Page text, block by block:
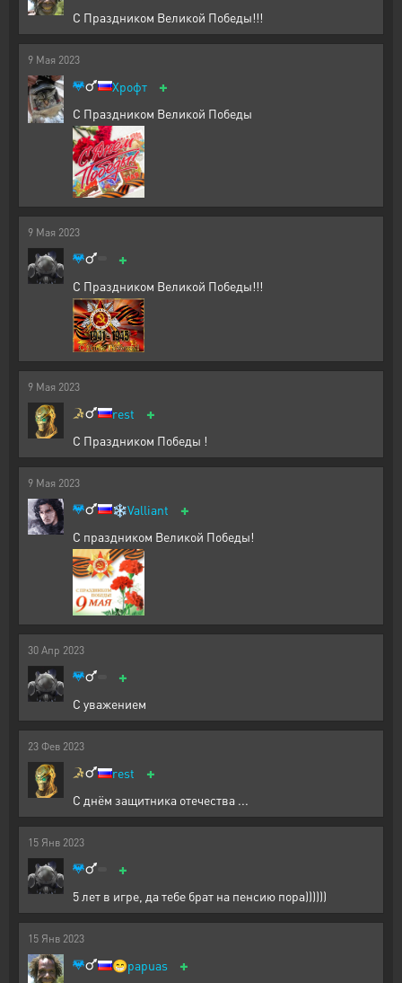
С Праздником Великой Победы!!!
9 Мая 2023
Хрофт +
С Праздником Великой Победы
9 Мая 2023
+
С Праздником Великой Победы!!!
9 Мая 2023
rest +
С Праздником Победы !
9 Мая 2023
❄️Valliant +
С праздником Великой Победы!
30 Апр 2023
+
С уважением
23 Фев 2023
rest +
С днём защитника отечества ...
15 Янв 2023
+
5 лет в игре, да тебе брат на пенсию пора))))))
15 Янв 2023
😁papuas +